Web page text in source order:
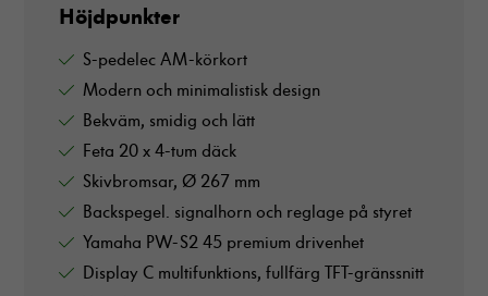
Höjdpunkter
S-pedelec AM-körkort
Modern och minimalistisk design
Bekväm, smidig och lätt
Feta 20 x 4-tum däck
Skivbromsar, Ø 267 mm
Backspegel. signalhorn och reglage på styret
Yamaha PW-S2 45 premium drivenhet
Display C multifunktions, fullfärg TFT-gränssnitt